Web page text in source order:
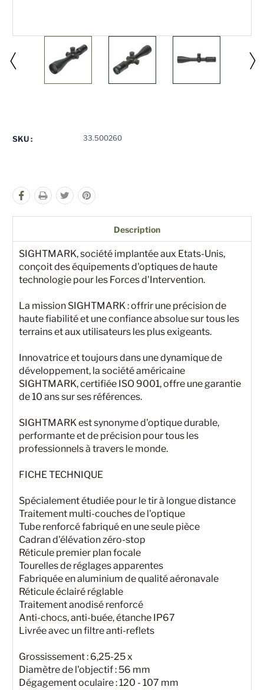
SKU : 33.500260
Description
SIGHTMARK, société implantée aux Etats-Unis,
conçoit des équipements d'optiques de haute
technologie pour les Forces d'Intervention.
La mission SIGHTMARK : offrir une précision de
haute fiabilité et une confiance absolue sur tous les
terrains et aux utilisateurs les plus exigeants.
Innovatrice et toujours dans une dynamique de
développement, la société américaine
SIGHTMARK, certifiée ISO 9001, offre une garantie
de 10 ans sur ses références.
SIGHTMARK est synonyme d'optique durable,
performante et de précision pour tous les
professionnels à travers le monde.
FICHE TECHNIQUE
Spécialement étudiée pour le tir à longue distance
Traitement multi-couches de l'optique
Tube renforcé fabriqué en une seule pièce
Cadran d'élévation zéro-stop
Réticule premier plan focale
Tourelles de réglages apparentes
Fabriquée en aluminium de qualité aéronavale
Réticule éclairé réglable
Traitement anodisé renforcé
Anti-chocs, anti-buée, étanche IP67
Livrée avec un filtre anti-reflets
Grossissement : 6,25-25 x
Diamètre de l'objectif : 56 mm
Dégagement oculaire : 120 - 107 mm